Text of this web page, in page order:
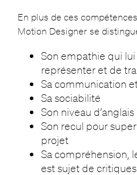
En plus de ces
Motion Designer se
Son empathie qui
représenter et de
Sa communication
Sa sociabilité
Son niveau d’anglais
Son recul pour
projet
Sa compréhension,
est sujet de critiques